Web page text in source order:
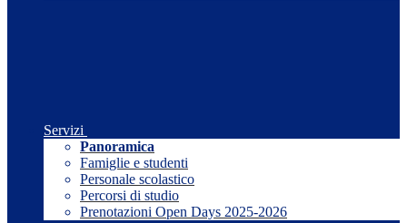
Servizi
Panoramica
Famiglie e studenti
Personale scolastico
Percorsi di studio
Prenotazioni Open Days 2025-2026